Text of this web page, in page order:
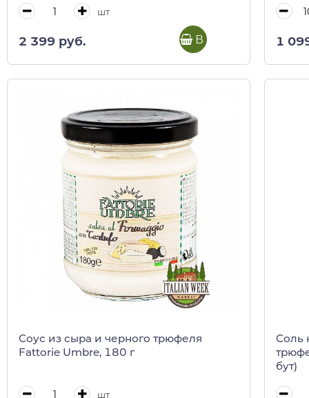
шт
2 399 руб. В корзину 1
Соус из сыра и черного трюфеля
Fattorie Umbre, 180 г
шт
Соль
бут)